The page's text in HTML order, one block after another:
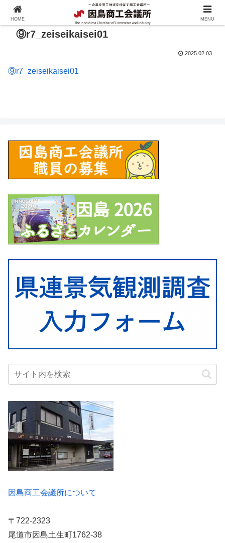
⑨r7_zeiseikaisei01
2025.02.03
⑨r7_zeiseikaisei01
因島商工会議所について
〒722-2323
尾道市因島土生町1762-38
HOME MENU